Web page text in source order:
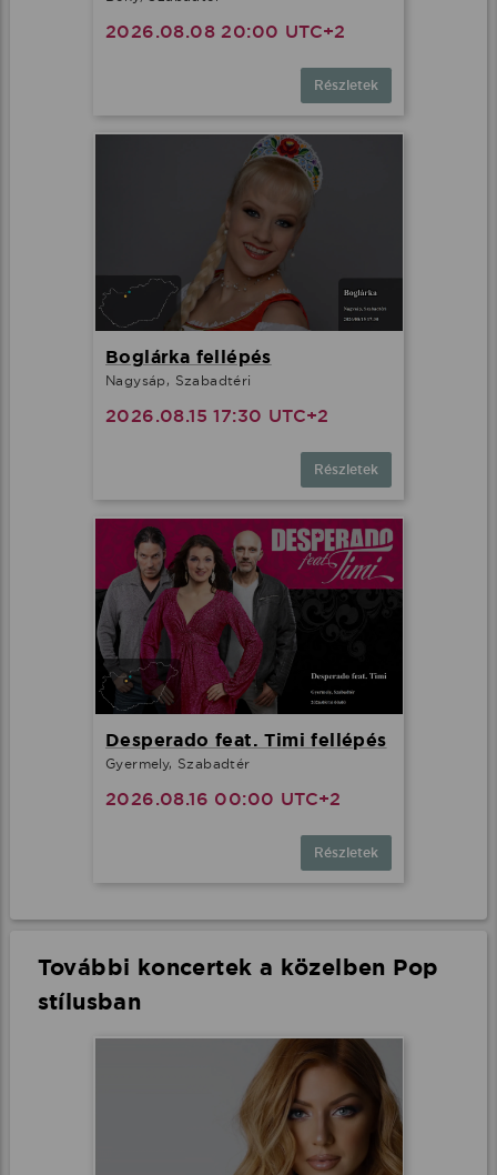
2026.08.08 20:00 UTC+2
Részletek
Boglárka fellépés
Nagysáp, Szabadtéri
2026.08.15 17:30 UTC+2
Részletek
Desperado feat. Timi fellépés
Gyermely, Szabadtér
2026.08.16 00:00 UTC+2
Részletek
További koncertek a közelben Pop
stílusban